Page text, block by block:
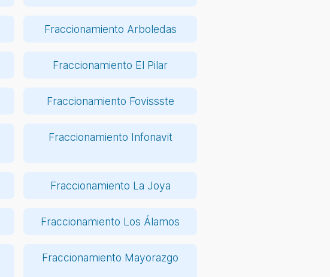
Fraccionamiento Arboledas
Fraccionamiento El Pilar
Fraccionamiento Fovissste
Fraccionamiento Infonavit
Fraccionamiento La Joya
Fraccionamiento Los Álamos
Fraccionamiento Mayorazgo